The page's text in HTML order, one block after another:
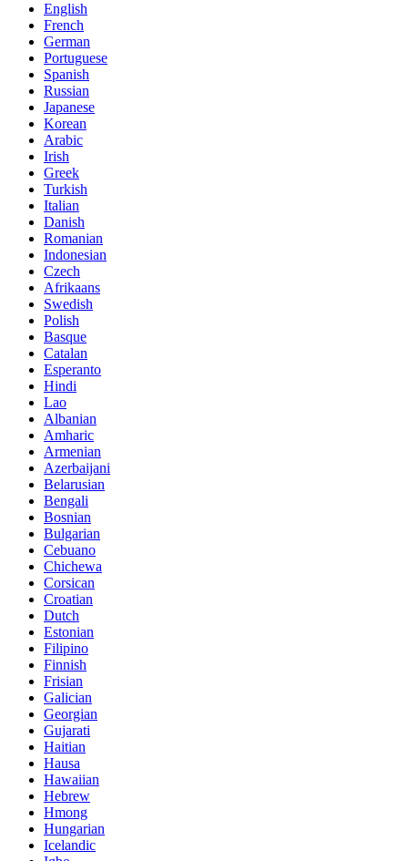
English
French
German
Portuguese
Spanish
Russian
Japanese
Korean
Arabic
Irish
Greek
Turkish
Italian
Danish
Romanian
Indonesian
Czech
Afrikaans
Swedish
Polish
Basque
Catalan
Esperanto
Hindi
Lao
Albanian
Amharic
Armenian
Azerbaijani
Belarusian
Bengali
Bosnian
Bulgarian
Cebuano
Chichewa
Corsican
Croatian
Dutch
Estonian
Filipino
Finnish
Frisian
Galician
Georgian
Gujarati
Haitian
Hausa
Hawaiian
Hebrew
Hmong
Hungarian
Icelandic